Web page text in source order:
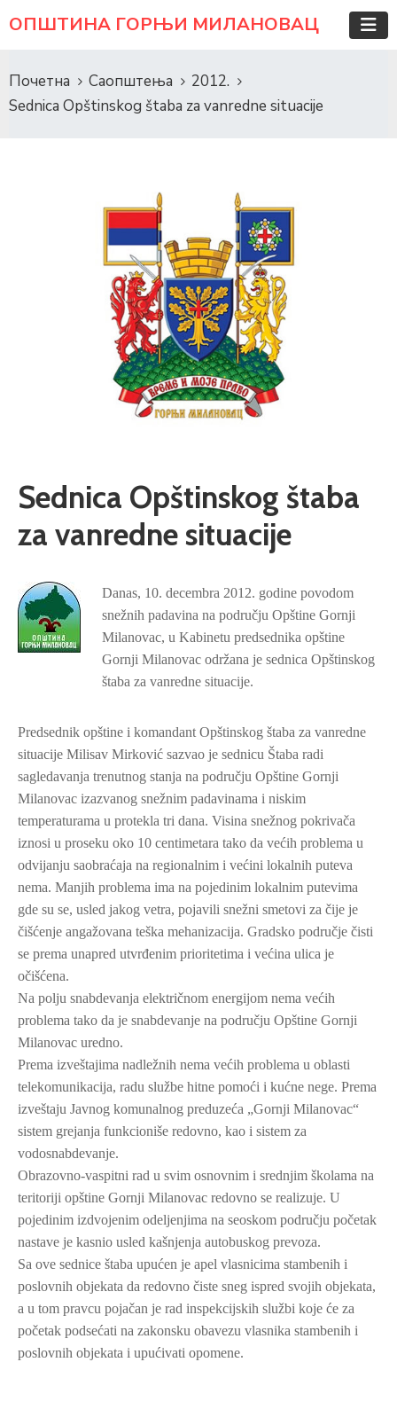
ОПШТИНА ГОРЊИ МИЛАНОВАЦ
Почетна Саопштења
2012.
Sednica Opštinskog štaba za vanredne situacije
Sednica Opštinskog štaba
za vanredne situacije
Danas, 10. decembra 2012. godine povodom
snežnih padavina na području Opštine Gornji
Milanovac, u Kabinetu predsednika opštine
Gornji Milanovac održana je sednica Opštinskog
štaba za vanredne situacije.
Predsednik opštine i komandant Opštinskog štaba za vanredne
situacije Milisav Mirković sazvao je sednicu Štaba radi
sagledavanja trenutnog stanja na području Opštine Gornji
Milanovac izazvanog snežnim padavinama i niskim
temperaturama u protekla tri dana. Visina snežnog pokrivača
iznosi u proseku oko 10 centimetara tako da većih problema u
odvijanju saobraćaja na regionalnim i većini lokalnih puteva
nema. Manjih problema ima na pojedinim lokalnim putevima
gde su se, usled jakog vetra, pojavili snežni smetovi za čije je
čišćenje angažovana teška mehanizacija. Gradsko područje čisti
se prema unapred utvrđenim prioritetima i većina ulica je
očišćena.
Na polju snabdevanja električnom energijom nema većih
problema tako da je snabdevanje na području Opštine Gornji
Milanovac uredno.
Prema izveštajima nadležnih nema većih problema u oblasti
telekomunikacija, radu službe hitne pomoći i kućne nege. Prema
izveštaju Javnog komunalnog preduzeća „Gornji Milanovac“
sistem grejanja funkcioniše redovno, kao i sistem za
vodosnabdevanje.
Obrazovno-vaspitni rad u svim osnovnim i srednjim školama na
teritoriji opštine Gornji Milanovac redovno se realizuje. U
pojedinim izdvojenim odeljenjima na seoskom području početak
nastave je kasnio usled kašnjenja autobuskog prevoza.
Sa ove sednice štaba upućen je apel vlasnicima stambenih i
poslovnih objekata da redovno čiste sneg ispred svojih objekata,
a u tom pravcu pojačan je rad inspekcijskih službi koje će za
početak podsećati na zakonsku obavezu vlasnika stambenih i
poslovnih objekata i upućivati opomene.